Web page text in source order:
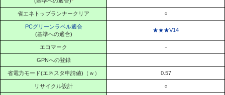
省エネトップランナークリア ○
PCグリーンラベル適合
(基準への適合)
★★★V14
エコマーク －
GPNへの登録
省電力モード(エネスタ申請値)（ｗ） 0.57
リサイクル設計 ○